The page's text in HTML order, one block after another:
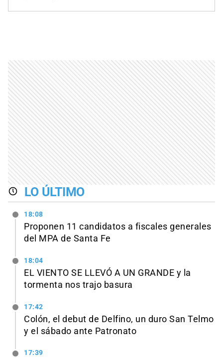
LO ÚLTIMO
18:08
Proponen 11 candidatos a fiscales generales
del MPA de Santa Fe
18:04
EL VIENTO SE LLEVÓ A UN GRANDE y la
tormenta nos trajo basura
17:42
Colón, el debut de Delfino, un duro San Telmo
y el sábado ante Patronato
17:39